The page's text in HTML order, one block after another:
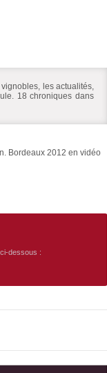
les actualités,
18 chroniques dans
Bordeaux 2012 en vidéo
dessous :